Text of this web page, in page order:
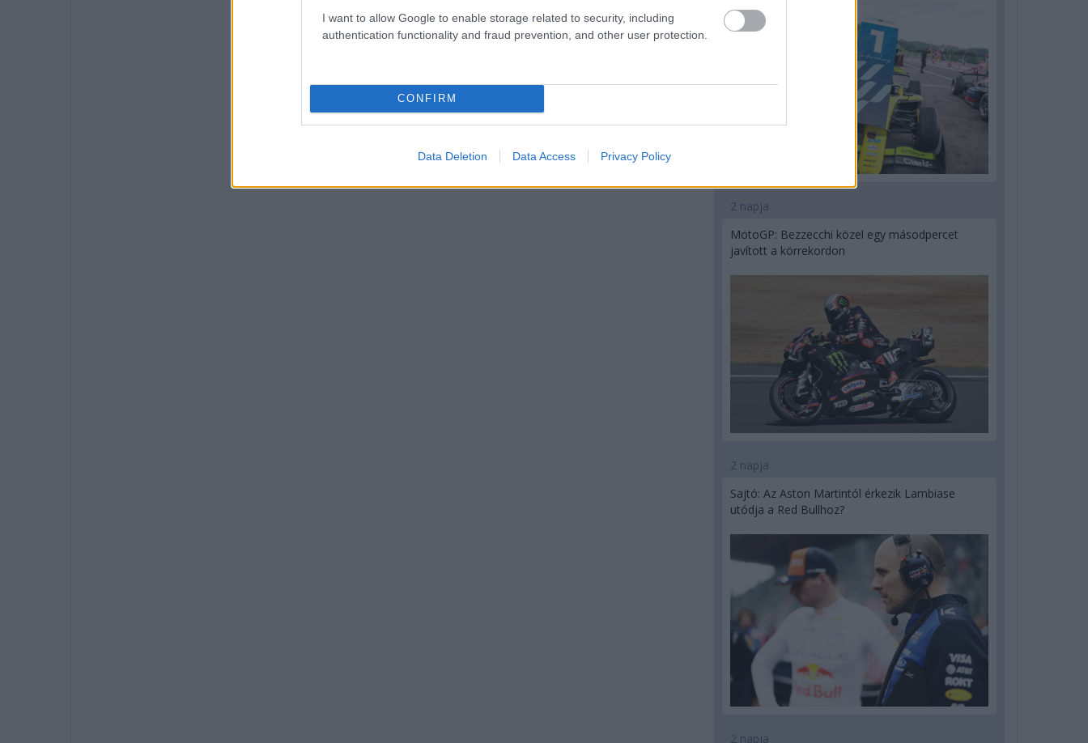
I want to allow Google to enable storage related to security, including
authentication functionality and fraud prevention, and other user protection.
CONFIRM
Data Deletion Data Access Privacy Policy
2 napja
MotoGP: Bezzecchi közel egy másodpercet
javított a körrekordon
2 napja
Sajtó: Az Aston Martintól érkezik Lambiase
utódja a Red Bullhoz?
2 napja